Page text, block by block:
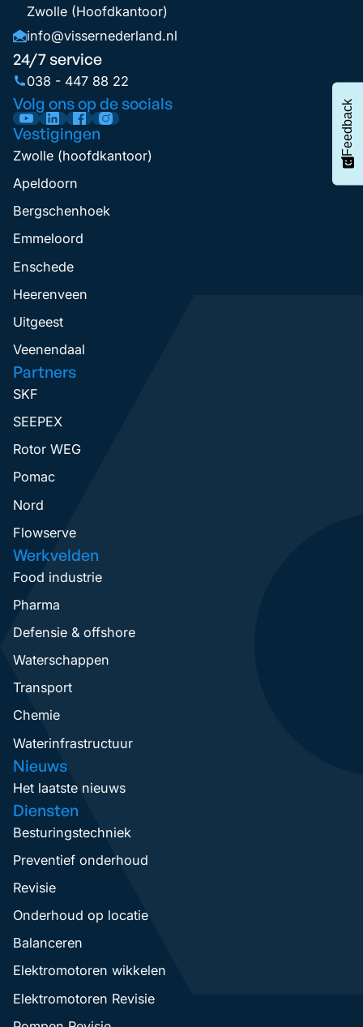
Zwolle (Hoofdkantoor)
info@vissernederland.nl
24/7 service
038 - 447 88 22
Volg ons op de socials
Vestigingen
Zwolle (hoofdkantoor)
Apeldoorn
Bergschenhoek
Emmeloord
Enschede
Heerenveen
Uitgeest
Veenendaal
Partners
SKF
SEEPEX
Rotor WEG
Pomac
Nord
Flowserve
Werkvelden
Food industrie
Pharma
Defensie & offshore
Waterschappen
Transport
Chemie
Waterinfrastructuur
Nieuws
Het laatste nieuws
Diensten
Besturingstechniek
Preventief onderhoud
Revisie
Onderhoud op locatie
Balanceren
Elektromotoren wikkelen
Elektromotoren Revisie
Feedback